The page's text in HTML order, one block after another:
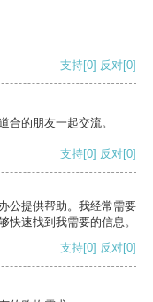
支持[0] 反对[0]
合的朋友一起交流。
支持[0] 反对[0]
公提供帮助。我经常需要
快速找到我需要的信息。
支持[0] 反对[0]